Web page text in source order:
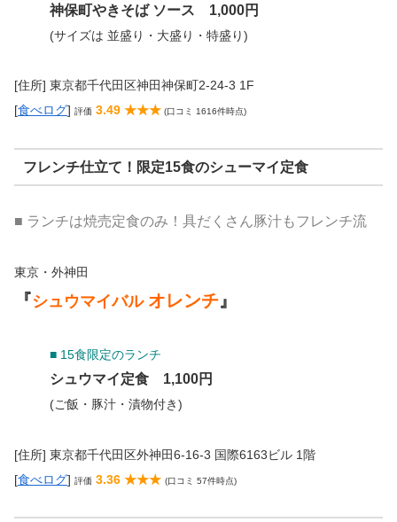
神保町やきそばソース 1,000円
(サイズは 並盛り・大盛り・特盛り)
[住所] 東京都千代田区神田神保町2-24-3 1F
[食べログ] 評価 3.49 ★★★ (口コミ 1616件時点)
フレンチ仕立て！限定15食のシューマイ定食
■ ランチは焼売定食のみ！具だくさん豚汁もフレンチ流
東京・外神田
『シュウマイバル オレンチ』
■ 15食限定のランチ
シュウマイ定食 1,100円
(ご飯・豚汁・漬物付き)
[住所] 東京都千代田区外神田6-16-3 国際6163ビル 1階
[食べログ] 評価 3.36 ★★★ (口コミ 57件時点)